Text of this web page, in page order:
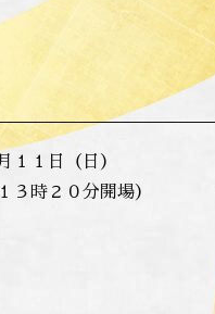
１１日（日）
３時２０分開場）